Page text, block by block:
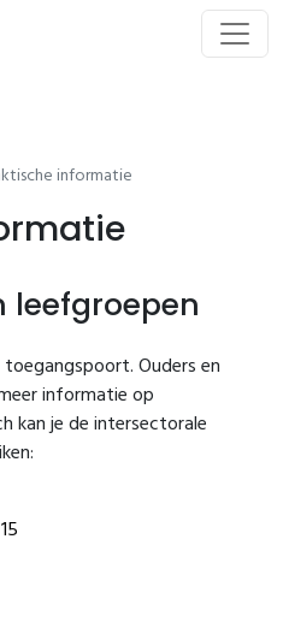
ondersteund
website te bezoeken
Download
Download
Download
informatie
leefgroepen
Ouders en
informatie op
kan je de intersectorale